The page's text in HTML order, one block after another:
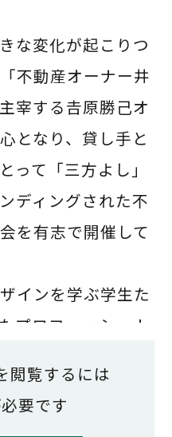
な変化が起こりつ
不動産オーナー井
宰する𠮷原勝己オ
となり、貸し手と
って「三方よし」
ディングされた不
を有志で開催して
インを学ぶ学生た
プロフェッショナ
た全14回の「不動
講座を紹介。今回
閲覧するには
要です